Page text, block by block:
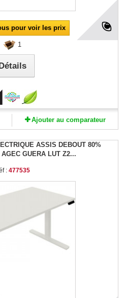
pour voir les prix
1
Détails
Ajouter au comparateur
ASSIS DEBOUT 80%
GUERA LUT Z2...
: 477535